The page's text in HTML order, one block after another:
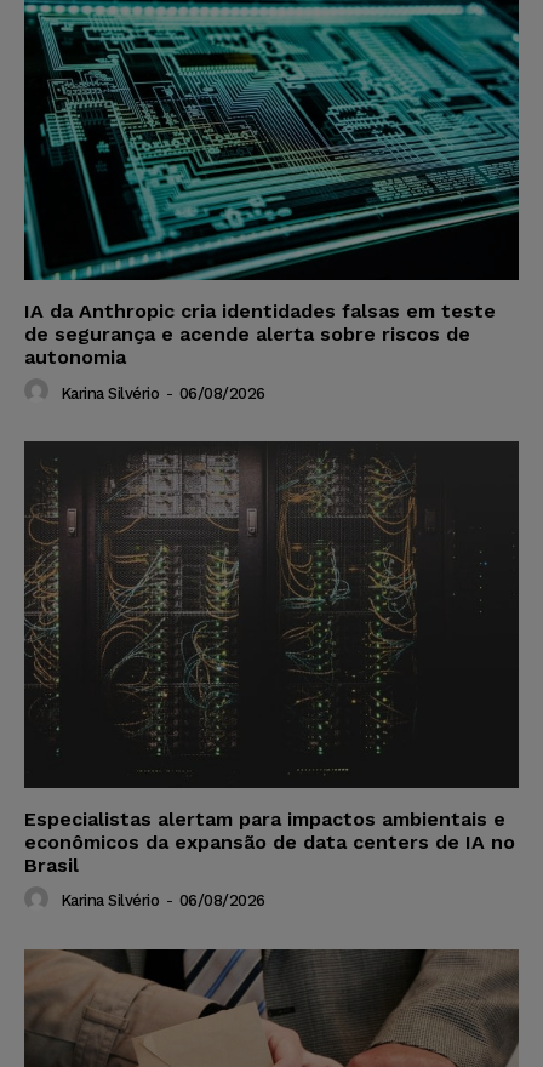
IA da Anthropic cria identidades falsas em teste
de segurança e acende alerta sobre riscos de
autonomia
Karina Silvério - 06/08/2026
Especialistas alertam para impactos ambientais e
econômicos da expansão de data centers de IA no
Brasil
Karina Silvério - 06/08/2026